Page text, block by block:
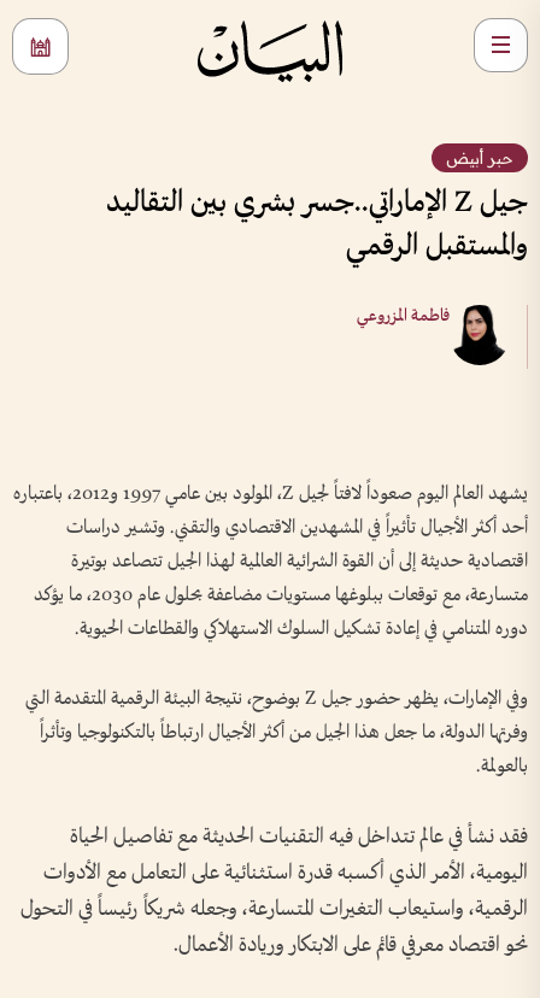
حبر أبيض
جيل Z الإماراتي..جسر بشري بين التقاليد
والمستقبل الرقمي
فاطمة المزروعي
يشهد العالم اليوم صعوداً لافتاً لجيل Z، المولود بين عامي 1997 و2012، باعتباره
أحد أكثر الأجيال تأثيراً في المشهدين الاقتصادي والتقني. وتشير دراسات
اقتصادية حديثة إلى أن القوة الشرائية العالمية لهذا الجيل تتصاعد بوتيرة
متسارعة، مع توقعات ببلوغها مستويات مضاعفة بحلول عام 2030، ما يؤكد
دوره المتنامي في إعادة تشكيل السلوك الاستهلاكي والقطاعات الحيوية.
وفي الإمارات، يظهر حضور جيل Z بوضوح، نتيجة البيئة الرقمية المتقدمة التي
وفرتها الدولة، ما جعل هذا الجيل من أكثر الأجيال ارتباطاً بالتكنولوجيا وتأثراً
بالعولمة.
فقد نشأ في عالم تتداخل فيه التقنيات الحديثة مع تفاصيل الحياة
اليومية، الأمر الذي أكسبه قدرة استثنائية على التعامل مع الأدوات
الرقمية، واستيعاب التغيرات المتسارعة، وجعله شريكاً رئيساً في التحول
نحو اقتصاد معرفي قائم على الابتكار وريادة الأعمال.